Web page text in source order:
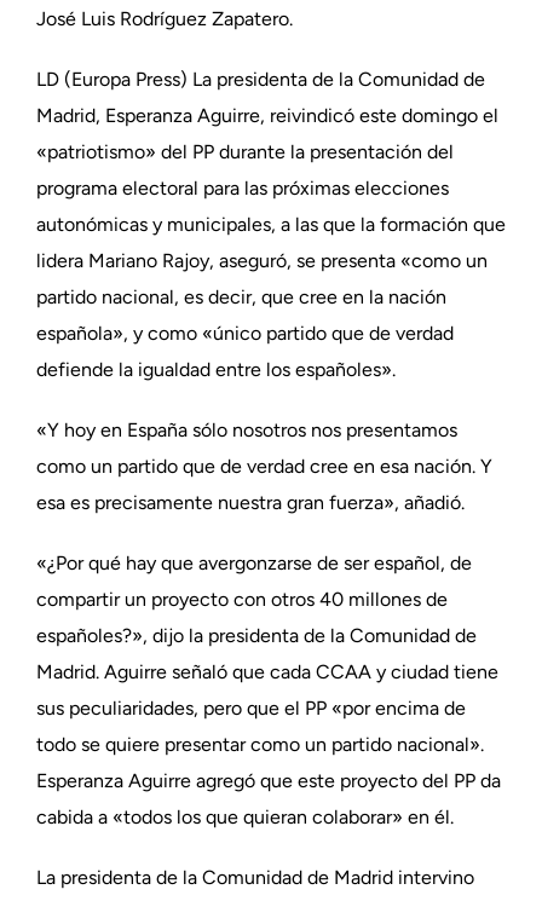
José Luis Rodríguez Zapatero.
LD (Europa Press) La presidenta de la Comunidad de
Madrid, Esperanza Aguirre, reivindicó este domingo el
«patriotismo» del PP durante la presentación del
programa electoral para las próximas elecciones
autonómicas y municipales, a las que la formación que
lidera Mariano Rajoy, aseguró, se presenta «como un
partido nacional, es decir, que cree en la nación
española», y como «único partido que de verdad
defiende la igualdad entre los españoles».
«Y hoy en España sólo nosotros nos presentamos
como un partido que de verdad cree en esa nación. Y
esa es precisamente nuestra gran fuerza», añadió.
«¿Por qué hay que avergonzarse de ser español, de
compartir un proyecto con otros 40 millones de
españoles?», dijo la presidenta de la Comunidad de
Madrid. Aguirre señaló que cada CCAA y ciudad tiene
sus peculiaridades, pero que el PP «por encima de
todo se quiere presentar como un partido nacional».
Esperanza Aguirre agregó que este proyecto del PP da
cabida a «todos los que quieran colaborar» en él.
La presidenta de la Comunidad de Madrid intervino